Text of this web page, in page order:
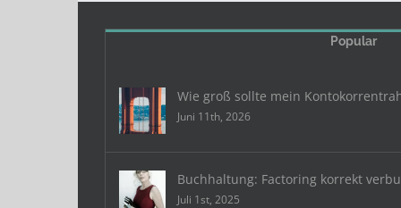
Popular
Wie groß sollte mein
Juni 11th, 2026
Buchhaltung: Factoring korrekt
Juli 1st, 2025